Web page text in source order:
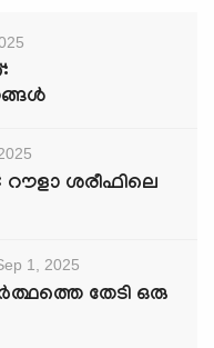
റൗളാ ശരീഫിലെ
1, 2025
തേടി ഒരു